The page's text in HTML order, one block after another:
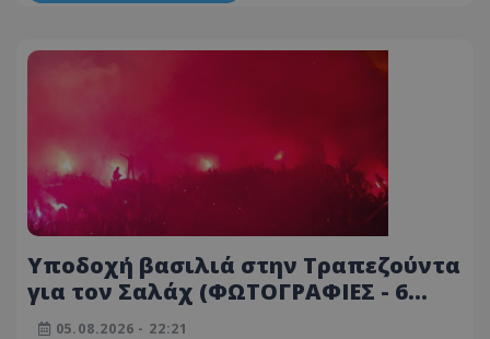
Υποδοχή βασιλιά στην Τραπεζούντα
για τον Σαλάχ (ΦΩΤΟΓΡΑΦΙΕΣ - 6
VIDEOS)
05.08.2026 - 22:21